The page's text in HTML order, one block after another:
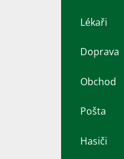
Lékaři
Doprava
Obchod
Pošta
Hasiči